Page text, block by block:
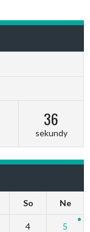
36
sekundy
So Ne
4 5